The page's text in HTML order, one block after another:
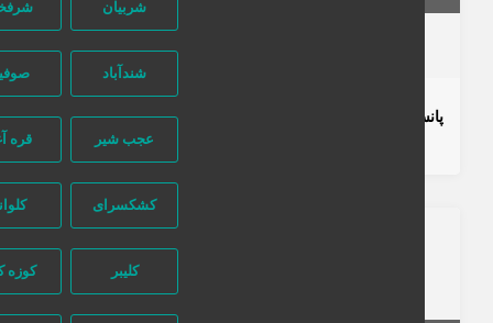
شربیان شرفخانه
شندآباد صوفیان
عجب شیر قره آغاج
کشکسرای کلوانق
کوزه کنان
تماس بگیرید
پانسیون مطالعاتی دخترانه فارابی
1507 بازدید